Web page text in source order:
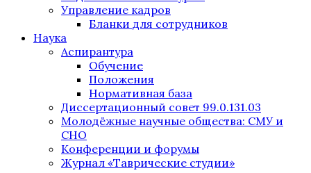
Управление кадров
Бланки для сотрудников
Наука
Аспирантура
Обучение
Положения
Нормативная база
Диссертационный совет 99.0.131.03
Молодёжные научные общества: СМУ и
СНО
Конференции и форумы
Журнал «Таврические студии»